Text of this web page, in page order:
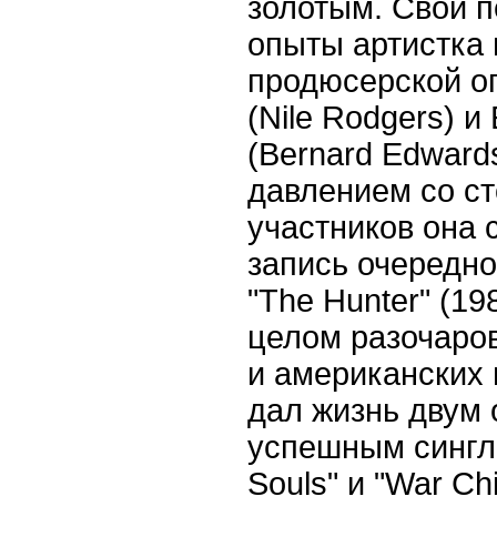
золотым. Свои
опыты
продюсерской
(Nile Rodgers) и
(Bernard
давлением со
участников она
запись
"The Hunter"
целом
и американских
дал жизнь двум
успешным
Souls" и "War